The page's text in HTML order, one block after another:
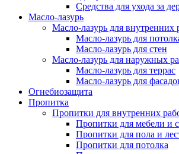
Средства для ухода за
Масло-лазурь
Масло-лазурь для внутренних
Масло-лазурь для
Масло-лазурь для стен
Масло-лазурь для наружных
Масло-лазурь для террас
Масло-лазурь для
Огнебиозащита
Пропитка
Пропитки для внутренних
Пропитки для мебели и
Пропитки для пола и
Пропитки для потолка